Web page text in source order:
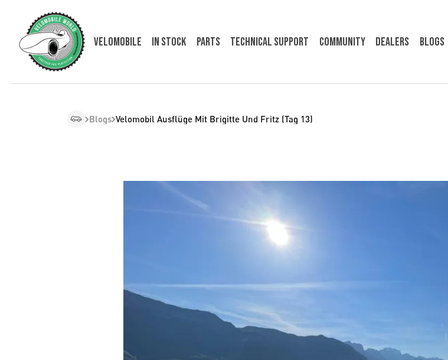
VELOMOBILE In Stock Parts Technical support Community Dealers Blogs
Blogs Velomobil Ausflüge Mit Brigitte Und Fritz (Tag 13)